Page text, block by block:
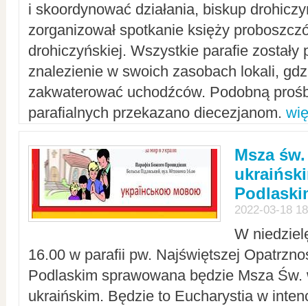
i skoordynować działania, biskup
zorganizował spotkanie księży
drohiczyńskiej. Wszystkie parafie zostały
znalezienie w swoich zasobach lokali,
zakwaterować uchodźców. Podobną
parafialnych przekazano diecezjanom.
Msza
2022-03-18
W
16.00 w parafii pw. Najświętszej
Podlaskim sprawowana będzie Msza Św.
ukraińskim. Będzie to Eucharystia w